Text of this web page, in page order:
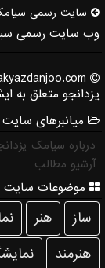
سایت رسمی
وب سایت رسمی
یزدانجو متعلق به
میانبرهای
درباره سیامک
آرشیو مطالب
موضوعات سایت
ساز هنر
هنرمند